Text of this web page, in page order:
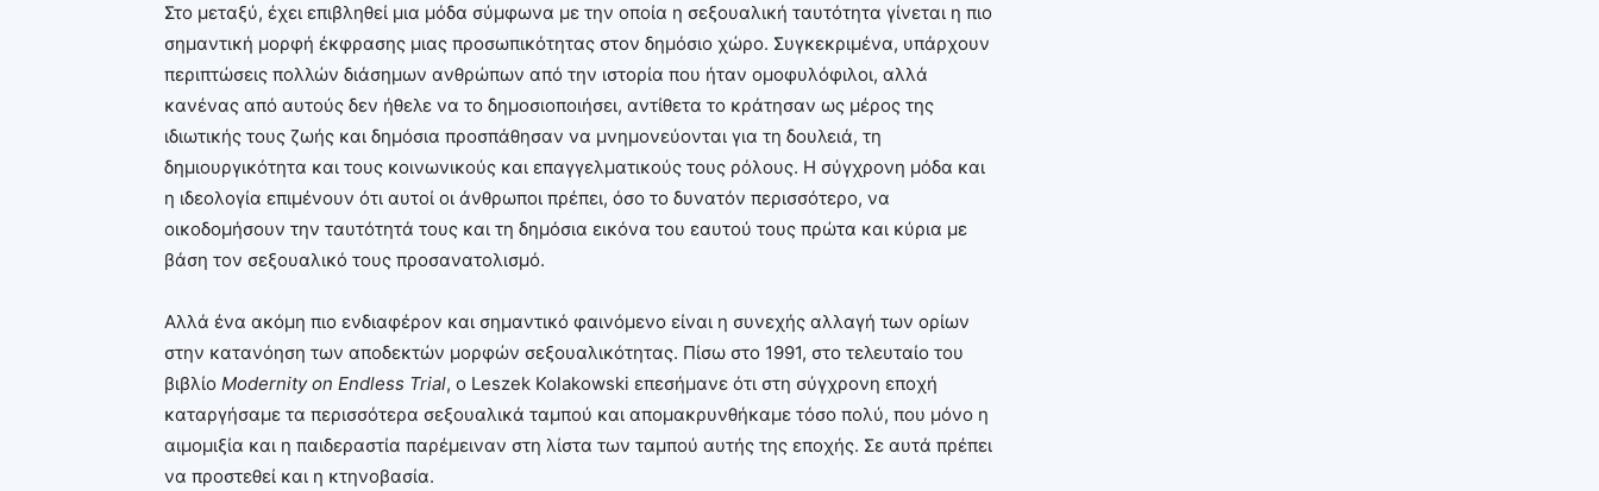
Στο μεταξύ, έχει επιβληθεί μια μόδα σύμφωνα με την οποία η σεξουαλική ταυτότητα γίνεται η πιο
σημαντική μορφή έκφρασης μιας προσωπικότητας στον δημόσιο χώρο. Συγκεκριμένα, υπάρχουν
περιπτώσεις πολλών διάσημων ανθρώπων από την ιστορία που ήταν ομοφυλόφιλοι, αλλά
κανένας από αυτούς δεν ήθελε να το δημοσιοποιήσει, αντίθετα το κράτησαν ως μέρος της
ιδιωτικής τους ζωής και δημόσια προσπάθησαν να μνημονεύονται για τη δουλειά, τη
δημιουργικότητα και τους κοινωνικούς και επαγγελματικούς τους ρόλους. Η σύγχρονη μόδα και
η ιδεολογία επιμένουν ότι αυτοί οι άνθρωποι πρέπει, όσο το δυνατόν περισσότερο, να
οικοδομήσουν την ταυτότητά τους και τη δημόσια εικόνα του εαυτού τους πρώτα και κύρια με
βάση τον σεξουαλικό τους προσανατολισμό.
Αλλά ένα ακόμη πιο ενδιαφέρον και σημαντικό φαινόμενο είναι η συνεχής αλλαγή των ορίων
στην κατανόηση των αποδεκτών μορφών σεξουαλικότητας. Πίσω στο 1991, στο τελευταίο του
βιβλίο Modernityon Endless Trial, ο Leszek Kolakowski επεσήμανε ότι στη σύγχρονη εποχή
καταργήσαμε τα περισσότερα σεξουαλικά ταμπού και απομακρυνθήκαμε τόσο πολύ, που μόνο η
αιμομιξία και η παιδεραστία παρέμειναν στη λίστα των ταμπού αυτής της εποχής. Σε αυτά πρέπει
να προστεθεί και η κτηνοβασία.